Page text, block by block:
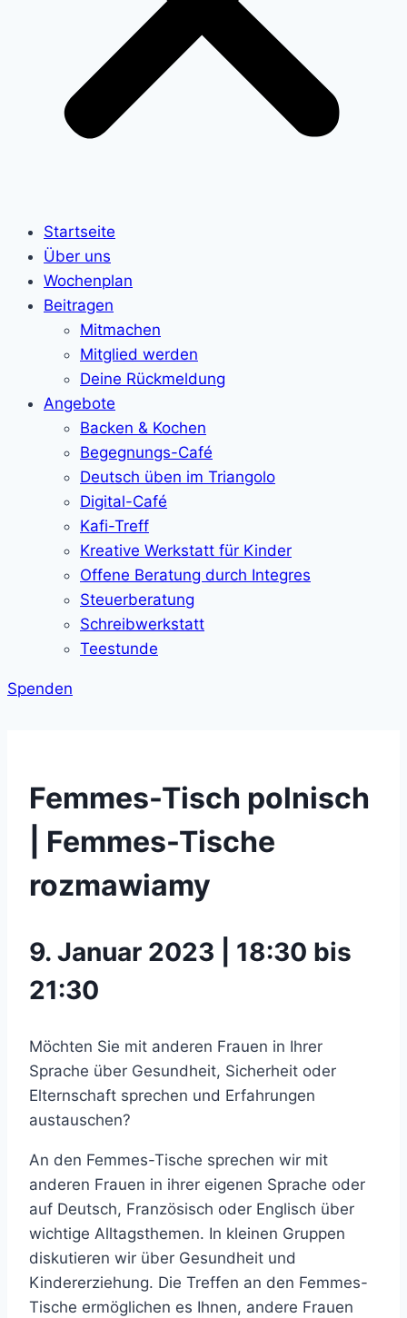
Startseite
Über uns
Wochenplan
Beitragen
Mitmachen
Mitglied werden
Deine Rückmeldung
Angebote
Backen & Kochen
Begegnungs-Café
Deutsch üben im Triangolo
Digital-Café
Kafi-Treff
Kreative Werkstatt für Kinder
Offene Beratung durch Integres
Steuerberatung
Schreibwerkstatt
Teestunde
Spenden
Femmes-Tisch polnisch
| Femmes-Tische
rozmawiamy
9. Januar 2023 | 18:30 bis
21:30
Möchten Sie mit anderen Frauen in Ihrer
Sprache über Gesundheit, Sicherheit oder
Elternschaft sprechen und Erfahrungen
austauschen?
An den Femmes-Tische sprechen wir mit
anderen Frauen in ihrer eigenen Sprache oder
auf Deutsch, Französisch oder Englisch über
wichtige Alltagsthemen. In kleinen Gruppen
diskutieren wir über Gesundheit und
Kindererziehung. Die Treffen an den Femmes-
Tische ermöglichen es Ihnen, andere Frauen